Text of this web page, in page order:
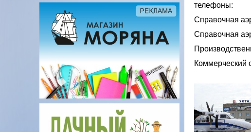
телефоны:
Справочная
Справочная
Коммерческий